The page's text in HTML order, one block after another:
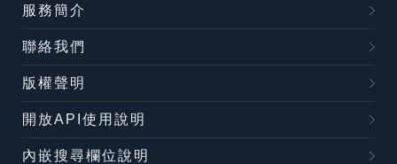
服務簡介
聯絡我們
版權聲明
開放API使用說明
內嵌搜尋欄位說明